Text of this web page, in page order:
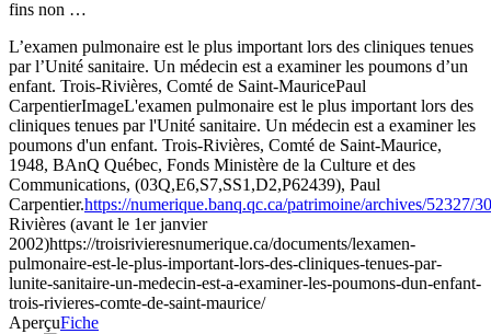
fins non …
L’examen pulmonaire est le plus important lors des cliniques tenues
par l’Unité sanitaire. Un médecin est a examiner les poumons d’un
enfant. Trois-Rivières, Comté de Saint-MauricePaul
CarpentierImageL'examen pulmonaire est le plus important lors des
cliniques tenues par l'Unité sanitaire. Un médecin est a examiner les
poumons d'un enfant. Trois-Rivières, Comté de Saint-Maurice,
1948, BAnQ Québec, Fonds Ministère de la Culture et des
Communications, (03Q,E6,S7,SS1,D2,P62439), Paul
Carpentier.https://numerique.banq.qc.ca/patrimoine/archives/52327/
Rivières (avant le 1er janvier
2002)https://troisrivieresnumerique.ca/documents/lexamen-
pulmonaire-est-le-plus-important-lors-des-cliniques-tenues-par-
lunite-sanitaire-un-medecin-est-a-examiner-les-poumons-dun-enfant-
trois-rivieres-comte-de-saint-maurice/
AperçuFiche